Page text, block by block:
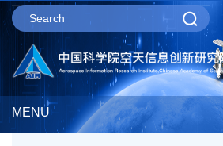
MENU